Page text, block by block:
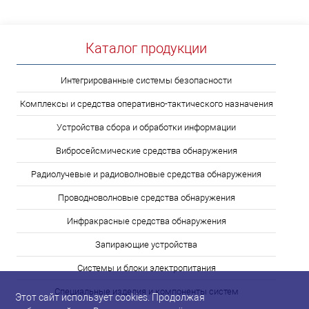
Каталог продукции
Интегрированные системы безопасности
Комплексы и средства оперативно-тактического назначения
Устройства сбора и обработки информации
Вибросейсмические средства обнаружения
Радиолучевые и радиоволновые средства обнаружения
Проводноволновые средства обнаружения
Инфракрасные средства обнаружения
Запирающие устройства
Системы и блоки электропитания
Специальные изделия и компоненты систем
Этот сайт использует cookies. Продолжая